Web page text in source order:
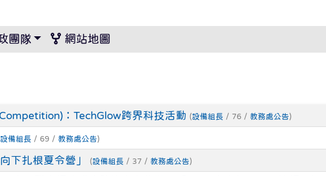
團隊 網站地圖
：TechGlow跨界科技活動 (設備組長 / 76 /教務處公告)
設備組長 / 69 /教務處公告)
下扎根夏令營」 (設備組長 / 37 /教務處公告)